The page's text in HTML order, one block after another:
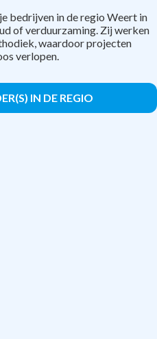
bedrijven in de regio Weert in
of verduurzaming. Zij werken
waardoor projecten
verlopen.
IN DE REGIO